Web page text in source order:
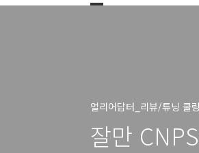
얼리어답터_리뷰/튜닝 쿨
잘만